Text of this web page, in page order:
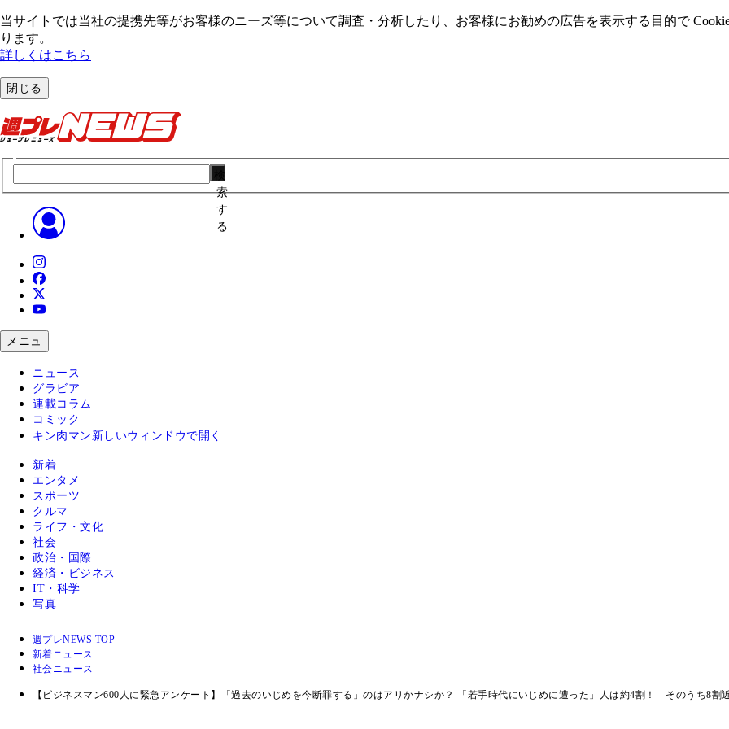
当サイトでは当社の提携先等がお客様のニーズ等について調査・分析したり、お客様にお勧めの広告を表⽰する⽬的で
ります。
詳しくはこちら
閉じる
索
す
る
メニュ
ニュース
グラビア
連載コラム
コミック
キン肉マン 新しいウィンドウで開く
新着
エンタメ
スポーツ
クルマ
ライフ・文化
社会
政治・国際
経済・ビジネス
IT・科学
写真
週プレNEWS TOP
新着ニュース
社会ニュース
【ビジネスマン600人に緊急アンケート】「過去のいじめを今断罪する」のはアリかナシか？ 「若手時代にいじめに遭った」人は約4割！ そのうち8